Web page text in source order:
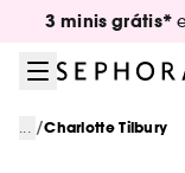
Ir para o menu
Ir para o
Ir para o rodapé
3 minis grátis*
... /Charlotte Tilbury